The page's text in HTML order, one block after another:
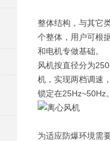
整体结构，与其它
个整体，用户可根
和电机专做基础。
风机按直径分为
机，实现两档调速
锁定在25Hz~50Hz
为适应防爆环境需